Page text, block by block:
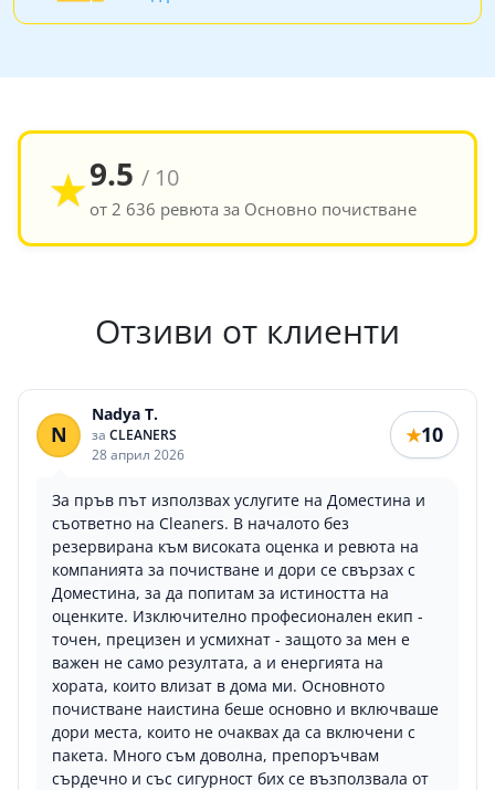
★9.5 / 10
от 2 636 ревюта за Основно почистване
Отзиви от клиенти
N
Nadya T.
за CLEANERS
28 април 2026
★10
За пръв път използвах услугите на Доместина и
съответно на Cleaners. В началото без
резервирана към високата оценка и ревюта на
компанията за почистване и дори се свързах с
Доместина, за да попитам за истиността на
оценките. Изключително професионален екип -
точен, прецизен и усмихнат - защото за мен е
важен не само резултата, а и енергията на
хората, които влизат в дома ми. Основното
почистване наистина беше основно и включваше
дори места, които не очаквах да са включени с
пакета. Много съм доволна, препоръчвам
сърдечно и със сигурност бих се възползвала от